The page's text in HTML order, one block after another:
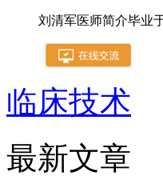
刘清军医师简介毕业
临床技术
最新文章